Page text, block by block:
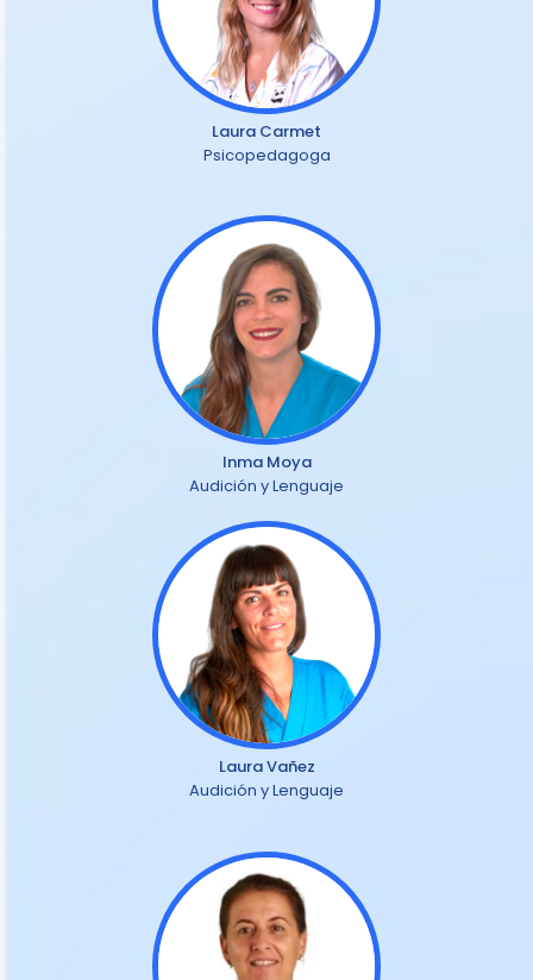
Laura Carmet
Psicopedagoga
Inma Moya
Audición y Lenguaje
Laura Vañez
Audición y Lenguaje